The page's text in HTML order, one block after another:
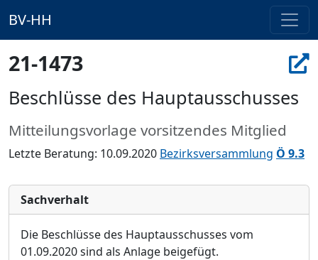
BV-HH
21-1473
Beschlüsse des Hauptausschusses
Mitteilungsvorlage vorsitzendes Mitglied
Letzte Beratung: 10.09.2020 Bezirksversammlung Ö 9.3
Sachverhalt
Die Beschlüsse des Hauptausschusses vom
01.09.2020 sind als Anlage beigefügt.